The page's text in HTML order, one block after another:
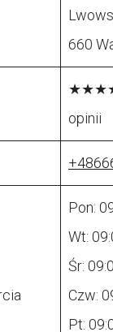
660
opinii
Pon:
Wt:
Śr:
Czw:
Pt: